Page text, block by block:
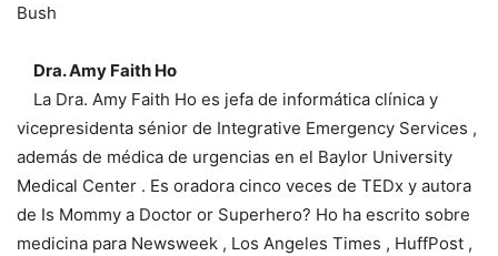
Bush
Dra. Amy Faith Ho
La Dra. Amy Faith Ho es jefa de informática clínica y
vicepresidenta sénior de Integrative Emergency Services ,
además de médica de urgencias en el Baylor University
Medical Center . Es oradora cinco veces de TEDx y autora
de Is Mommy a Doctor or Superhero? Ho ha escrito sobre
medicina para Newsweek , Los Angeles Times , HuffPost ,